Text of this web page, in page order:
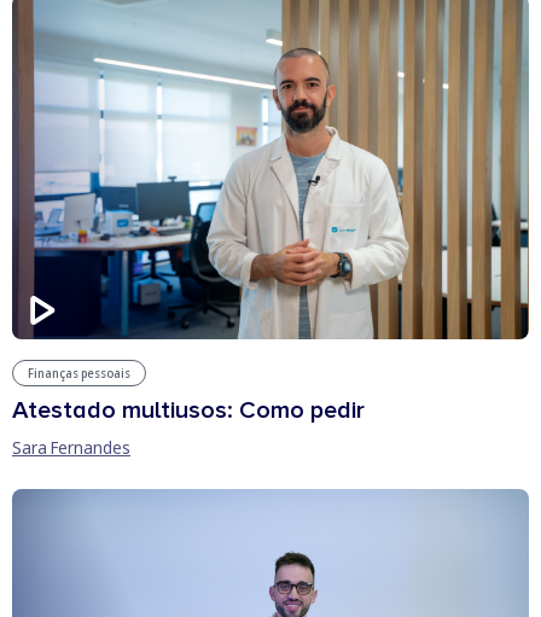
Finanças pessoais
Atestado multiusos: Como pedir
Sara Fernandes